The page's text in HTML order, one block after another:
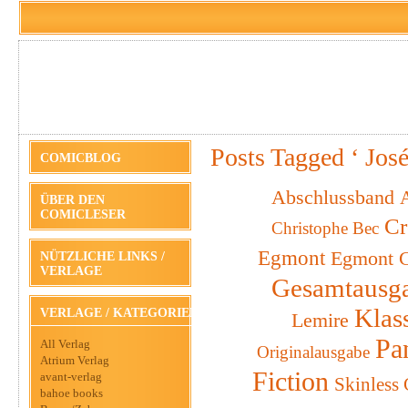
COMICBLOG
ÜBER DEN
COMICLESER
NÜTZLICHE LINKS /
VERLAGE
VERLAGE / KATEGORIEN
All Verlag
Atrium Verlag
avant-verlag
bahoe books
Posts Tagged ‘
Abschlussband
Christophe Bec
Egmont Egmont
Lemire
Originalausgabe
Fiction Skinless